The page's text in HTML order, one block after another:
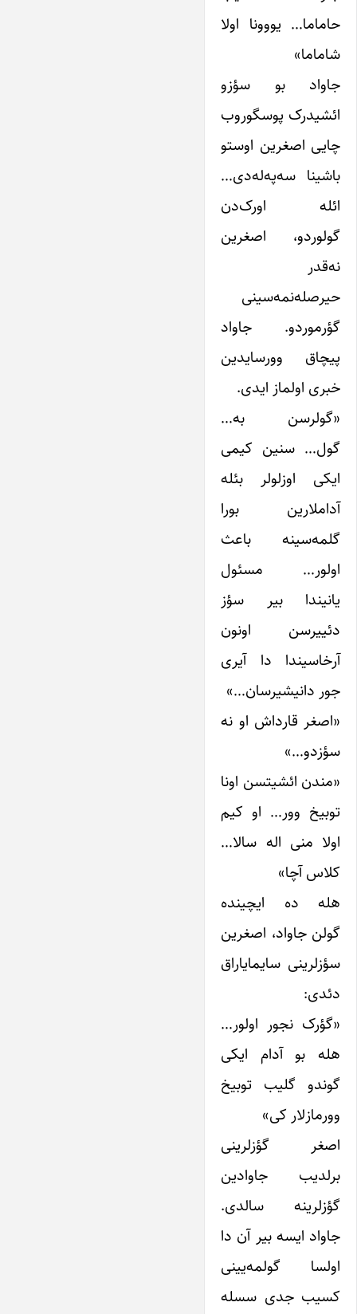
حاماما… یووونا اولا
شاماما»
جاواد بو سؤزو
ائشیدرک پوسگوروب
چایی اصغرین اوستو
باشینا سه‌په‌له‌دی…
ائله اورک‌دن
گولوردو، اصغرین
نه‌قدر
حیرصله‌نمه‌سینی
گؤرموردو. جاواد
پیچاق وورسایدین
خبری اولماز ایدی.
«گولرسن به…
گول… سنین کیمی
ایکی اوزلولر بئله
آداملارین بورا
گلمه‌سینه باعث
اولور… مسئول
یانیندا بیر سؤز
دئییرسن اونون
آرخاسیندا دا آیری
جور دانیشیرسان…»
«اصغر قارداش او نه
سؤزدو…»
«مندن ائشیتسن اونا
توبیخ وور… او کیم
اولا منی اله سالا…
کلاس آچا»
هله ده ایچینده
گولن جاواد، اصغرین
سؤزلرینی سایمایاراق
دئدی:
«گؤرک نجور اولور…
هله بو آدام ایکی
گوندو گلیب توبیخ
وورمازلار کی»
اصغر گؤزلرینی
برلدیب جاوادین
گؤزلرینه سالدی.
جاواد ایسه بیر آن دا
اولسا گولمه‌یینی
کسیب جدی سسله